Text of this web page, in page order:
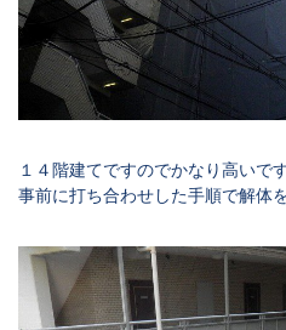
１４階建てですのでかなり高いで
事前に打ち合わせした手順で解体